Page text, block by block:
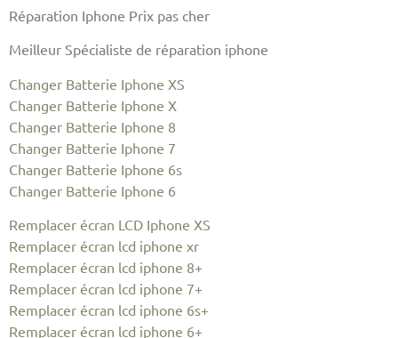
Réparation Iphone Prix pas cher
Meilleur Spécialiste de réparation iphone
Changer Batterie Iphone XS
Changer Batterie Iphone X
Changer Batterie Iphone 8
Changer Batterie Iphone 7
Changer Batterie Iphone 6s
Changer Batterie Iphone 6
Remplacer écran LCD Iphone XS
Remplacer écran lcd iphone xr
Remplacer écran lcd iphone 8+
Remplacer écran lcd iphone 7+
Remplacer écran lcd iphone 6s+
Remplacer écran lcd iphone 6+